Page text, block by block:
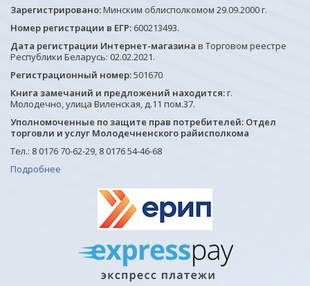
Зарегистрировано:Минским облисполкомом 29.09.2000 г.
Номер регистрации в ЕГР: 600213493.
Дата регистрации Интернет-магазина в Торговом реестре
Республики Беларусь: 02.02.2021.
Регистрационный номер:501670
Книга замечаний и предложений находится:г.
Молодечно, улица Виленская, д.11 пом.37.
Уполномоченные по защите прав потребителей: Отдел
торговли и услуг Молодечненского райисполкома
Тел.: 8 0176 70-62-29, 8 0176 54-46-68
Подробнее